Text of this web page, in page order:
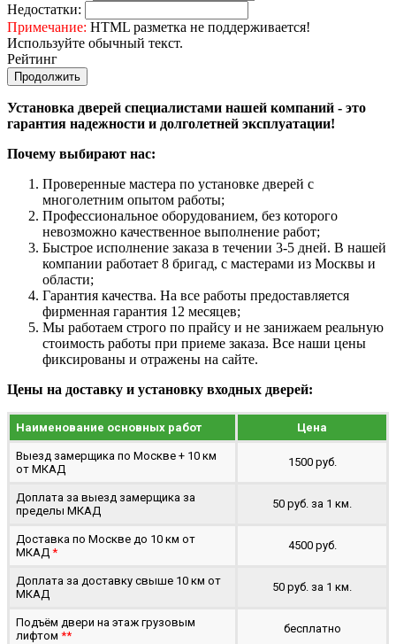
Недостатки:
Примечание: HTML разметка не поддерживается!
Используйте обычный текст.
Рейтинг
Продолжить
Установка дверей специалистами нашей компаний - это
гарантия надежности и долголетней эксплуатации!
Почему выбирают нас:
Проверенные мастера по установке дверей с
многолетним опытом работы;
Профессиональное оборудованием, без которого
невозможно качественное выполнение работ;
Быстрое исполнение заказа в течении 3-5 дней. В нашей
компании работает 8 бригад, с мастерами из Москвы и
области;
Гарантия качества. На все работы предоставляется
фирменная гарантия 12 месяцев;
Мы работаем строго по прайсу и не занижаем реальную
стоимость работы при приеме заказа. Все наши цены
фиксированы и отражены на сайте.
Цены на доставку и установку входных дверей:
Наименование основных работ Цена
Выезд замерщика по Москве + 10 км
от МКАД
1500 руб.
Доплата за выезд замерщика за
пределы МКАД
50 руб. за 1 км.
Доставка по Москве до 10 км от
МКАД *
4500 руб.
Доплата за доставку свыше 10 км от
МКАД
50 руб. за 1 км.
Подъём двери на этаж грузовым
лифтом **
бесплатно